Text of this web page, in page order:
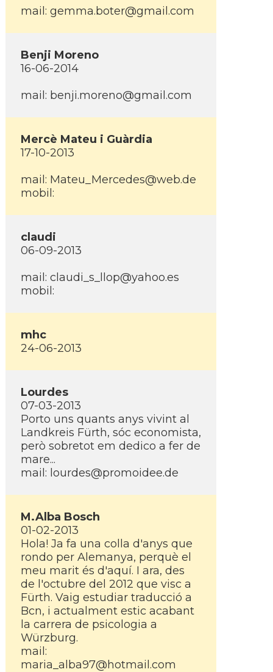
mail: gemma.boter@gmail.com
Benji Moreno
16-06-2014
mail: benji.moreno@gmail.com
Mercè Mateu i Guàrdia
17-10-2013
mail: Mateu_Mercedes@web.de
mobil:
claudi
06-09-2013
mail: claudi_s_llop@yahoo.es
mobil:
mhc
24-06-2013
Lourdes
07-03-2013
Porto uns quants anys vivint al
Landkreis Fürth, sóc economista,
però sobretot em dedico a fer de
mare...
mail: lourdes@promoidee.de
M.Alba Bosch
01-02-2013
Hola! Ja fa una colla d'anys que
rondo per Alemanya, perquè el
meu marit és d'aquí­. I ara, des
de l'octubre del 2012 que visc a
Fürth. Vaig estudiar traducció a
Bcn, i actualment estic acabant
la carrera de psicologia a
Würzburg.
mail:
maria_alba97@hotmail.com